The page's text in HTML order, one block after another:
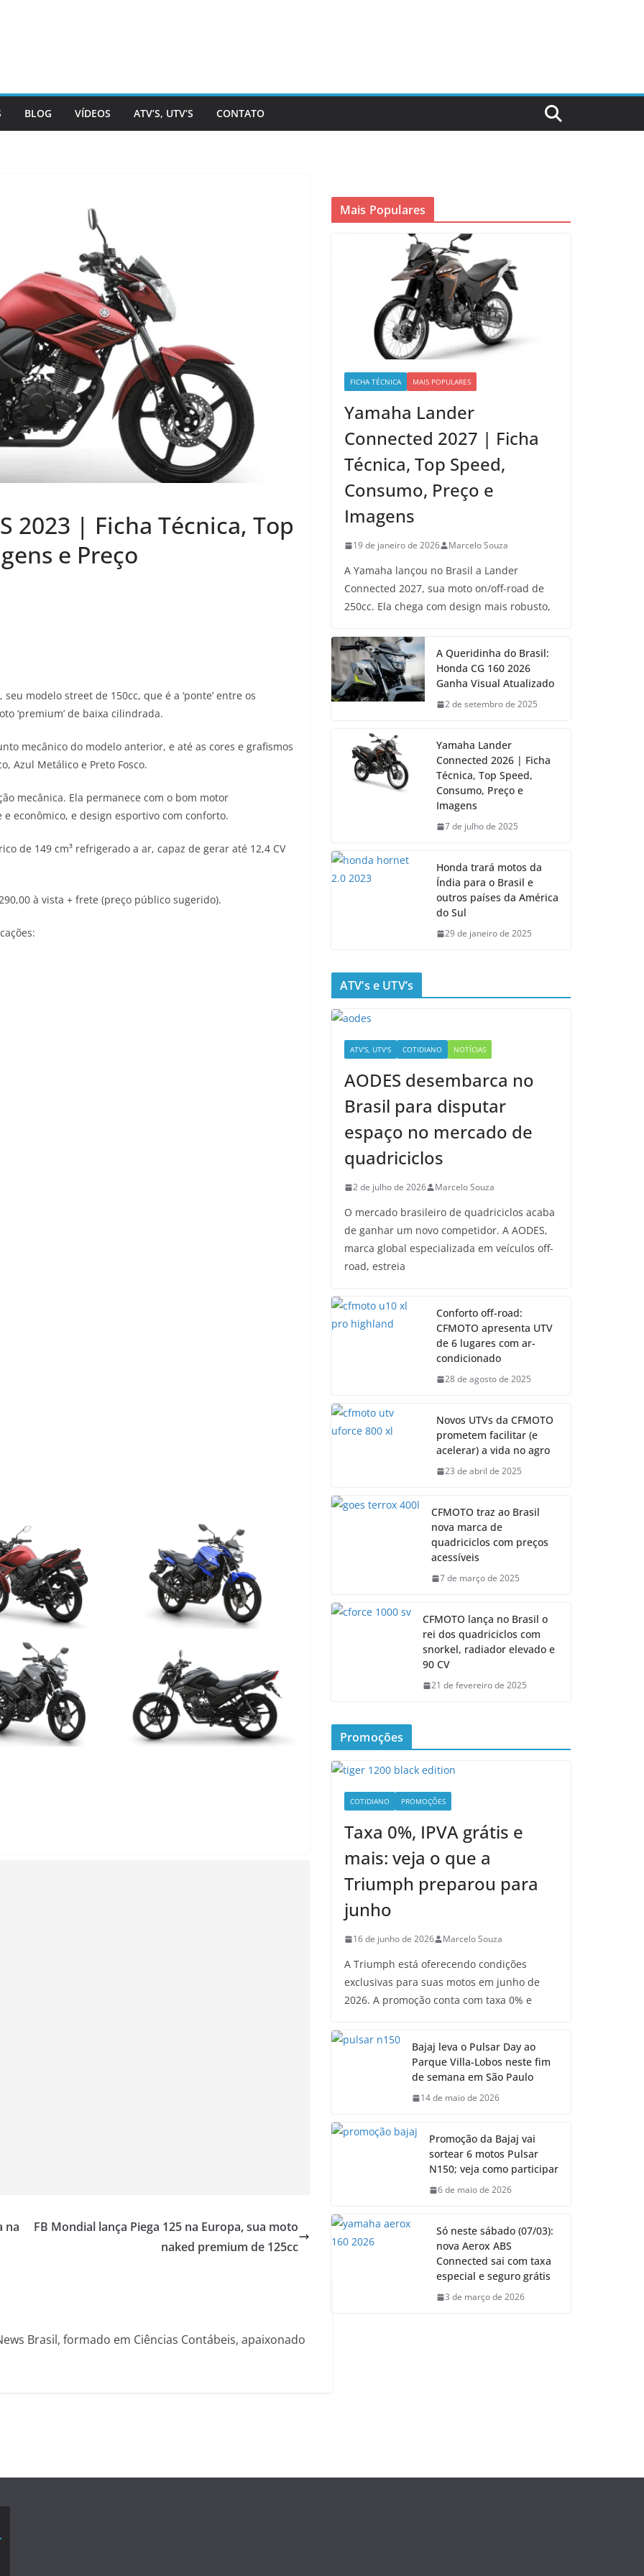
BLOG VÍDEOS ATV’S, UTV’S CONTATO
2023 | Ficha Técnica, Top
e Preço
, seu modelo street de 150cc, que é a ‘ponte’ entre os
‘premium’ de baixa cilindrada.
mecânico do modelo anterior, e até as cores e grafismos
Azul Metálico e Preto Fosco.
mecânica. Ela permanece com o bom motor
econômico, e design esportivo com conforto.
de 149 cm³ refrigerado a ar, capaz de gerar até 12,4 CV
à vista + frete (preço público sugerido).
na
FB Mondial lança Piega 125 na Europa, sua moto
naked premium de 125cc
Brasil, formado em Ciências Contábeis, apaixonado
Mais Populares
FICHA TÉCNICA MAIS POPULARES
Yamaha Lander
Connected 2027 | Ficha
Técnica, Top Speed,
Consumo, Preço e
Imagens
19 de janeiro de 2026 Marcelo Souza
A Yamaha lançou no Brasil a Lander
Connected 2027, sua moto on/off-road de
250cc. Ela chega com design mais robusto,
A Queridinha do Brasil:
Honda CG 160 2026
Ganha Visual Atualizado
2 de setembro de 2025
Yamaha Lander
Connected 2026 | Ficha
Técnica, Top Speed,
Consumo, Preço e
Imagens
7 de julho de 2025
Honda trará motos da
Índia para o Brasil e
outros países da América
do Sul
29 de janeiro de 2025
ATV’s e UTV’s
ATV'S, UTV'S COTIDIANO NOTÍCIAS
AODES desembarca no
Brasil para disputar
espaço no mercado de
quadriciclos
2 de julho de 2026 Marcelo Souza
O mercado brasileiro de quadriciclos acaba
de ganhar um novo competidor. A AODES,
marca global especializada em veículos off-
road, estreia
Conforto off-road:
CFMOTO apresenta UTV
de 6 lugares com ar-
condicionado
28 de agosto de 2025
Novos UTVs da CFMOTO
prometem facilitar (e
acelerar) a vida no agro
23 de abril de 2025
CFMOTO traz ao Brasil
nova marca de
quadriciclos com preços
acessíveis
7 de março de 2025
CFMOTO lança no Brasil o
rei dos quadriciclos com
snorkel, radiador elevado e
90 CV
21 de fevereiro de 2025
Promoções
COTIDIANO PROMOÇÕES
Taxa 0%, IPVA grátis e
mais: veja o que a
Triumph preparou para
junho
16 de junho de 2026 Marcelo Souza
A Triumph está oferecendo condições
exclusivas para suas motos em junho de
2026. A promoção conta com taxa 0% e
Bajaj leva o Pulsar Day ao
Parque Villa-Lobos neste fim
de semana em São Paulo
14 de maio de 2026
Promoção da Bajaj vai
sortear 6 motos Pulsar
N150; veja como participar
6 de maio de 2026
Só neste sábado (07/03):
nova Aerox ABS
Connected sai com taxa
especial e seguro grátis
3 de março de 2026